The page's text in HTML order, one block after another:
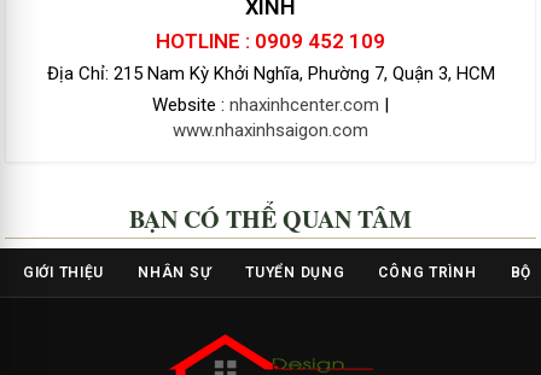
XINH
HOTLINE : 0909 452 109
Địa Chỉ: 215 Nam Kỳ Khởi Nghĩa, Phường 7, Quận 3, HCM
Website : nhaxinhcenter.com |
www.nhaxinhsaigon.com
BẠN CÓ THỂ QUAN TÂM
GIỚI THIỆU NHÂN SỰ TUYỂN DỤNG CÔNG TRÌNH BỘ